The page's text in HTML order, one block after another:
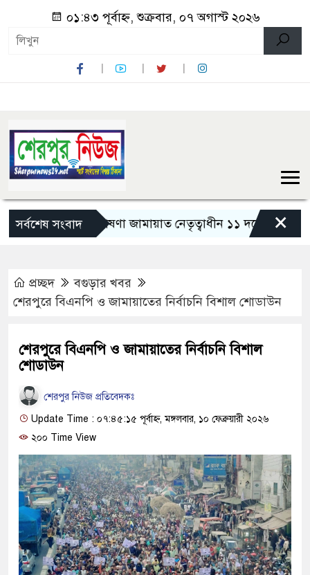
০১:৪৩ পূর্বাহ্ন, শুক্রবার, ০৭ অগাস্ট ২০২৬
সর্বশেষ সংবাদঘোষণা জামায়াত নেতৃত্বাধীন ১১ দলের পাঁচ
×
প্রচ্ছদ
বগুড়ার খবর
শেরপুরে বিএনপি ও জামায়াতের নির্বাচনি বিশাল শোডাউন
শেরপুরে বিএনপি ও জামায়াতের নির্বাচনি বিশাল
শোডাউন
শেরপুর নিউজ প্রতিবেদকঃ
Update Time : ০৭:৪৫:১৫ পূর্বাহ্ন, মঙ্গলবার, ১০ ফেব্রুয়ারী ২০২৬
২০০ Time View